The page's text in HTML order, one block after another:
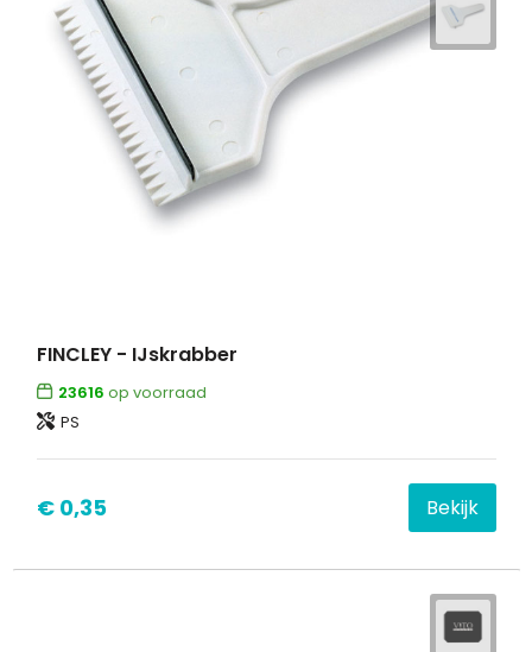
FINCLEY - IJskrabber
23616 op voorraad
PS
€ 0,35 Bekijk